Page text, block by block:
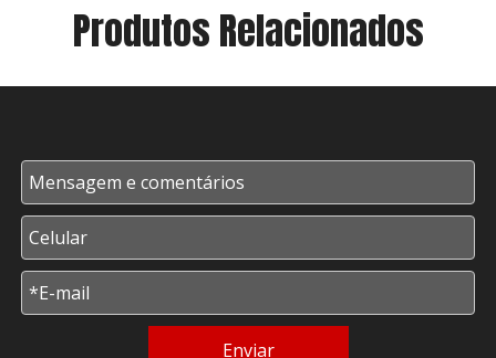
Produtos Relacionados
Enviar